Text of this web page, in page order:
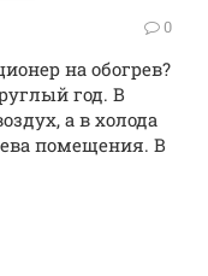
0
на обогрев?
год. В
а в холода
помещения. В